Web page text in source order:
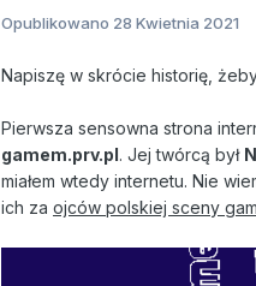
Opublikowano 28 Kwietnia 2021
Napiszę w skrócie historię,
Pierwsza sensowna strona
gamem.prv.pl. Jej twórcą był
miałem wtedy internetu. Nie
ich za ojców polskiej sceny